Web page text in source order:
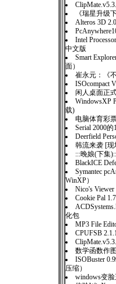
《瑞星升级
Alteros 3D
Intel
中文版
Smart
面）
崔永元：《
ISOcompact
闲人桌面正
WindowsXP
载)
电脑体育彩
Serial 2000
Deerfield
韩流来袭 [
:::晚娘(下集
BlackICE
Symantec
WinXP）
Nico's
Cookie Pal
化包
MP3 File
CPUFSB
数学函数作
ISOBuster
压缩）
windows变